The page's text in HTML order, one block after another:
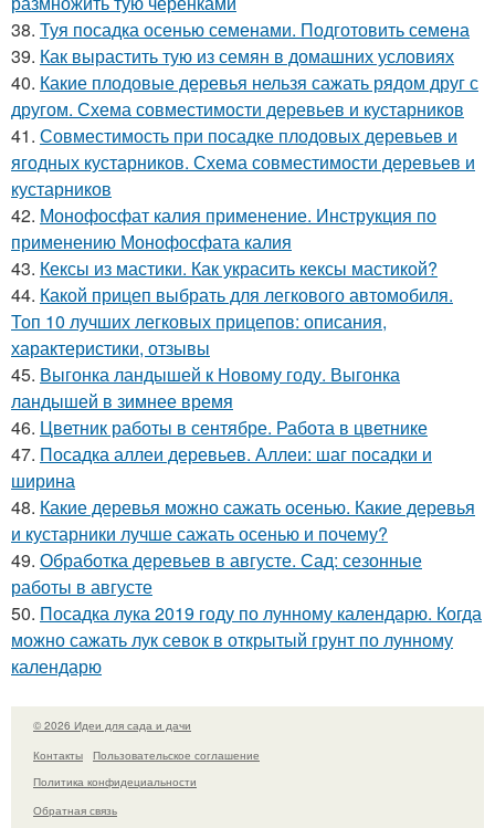
38. Туя посадка осенью семенами. Подготовить семена
39. Как вырастить тую из семян в домашних условиях
40. Какие плодовые деревья нельзя сажать рядом друг с
другом. Схема совместимости деревьев и кустарников
41. Совместимость при посадке плодовых деревьев и
ягодных кустарников. Схема совместимости деревьев и
кустарников
42. Монофосфат калия применение. Инструкция по
применению Монофосфата калия
43. Кексы из мастики. Как украсить кексы мастикой?
44. Какой прицеп выбрать для легкового автомобиля.
Топ 10 лучших легковых прицепов: описания,
характеристики, отзывы
45. Выгонка ландышей к Новому году. Выгонка
ландышей в зимнее время
46. Цветник работы в сентябре. Работа в цветнике
47. Посадка аллеи деревьев. Аллеи: шаг посадки и
ширина
48. Какие деревья можно сажать осенью. Какие деревья
и кустарники лучше сажать осенью и почему?
49. Обработка деревьев в августе. Сад: сезонные
работы в августе
50. Посадка лука 2019 году по лунному календарю. Когда
можно сажать лук севок в открытый грунт по лунному
календарю
© 2026 Идеи для сада и дачи
Контакты
Пользовательское соглашение
Политика конфидециальности
Обратная связь